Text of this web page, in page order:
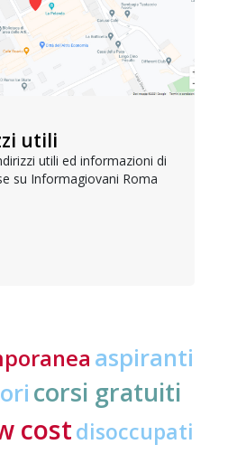
utili
utili ed informazioni di
su Informagiovani Roma
aspiranti
corsi gratuiti
costdisoccupati